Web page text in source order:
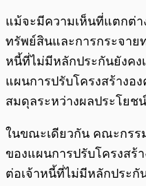
แม้จะมีความเห็นที่แตกต่า
ทรัพย์สินและการกระจา
หนี้ที่ไม่มีหลักประกันยังคง
แผนการปรับโครงสร้างอ
สมดุลระหว่างผลประโยช
ในขณะเดียวกัน คณะกรร
ของแผนการปรับโครงสร้
ต่อเจ้าหนี้ที่ไม่มีหลักประ